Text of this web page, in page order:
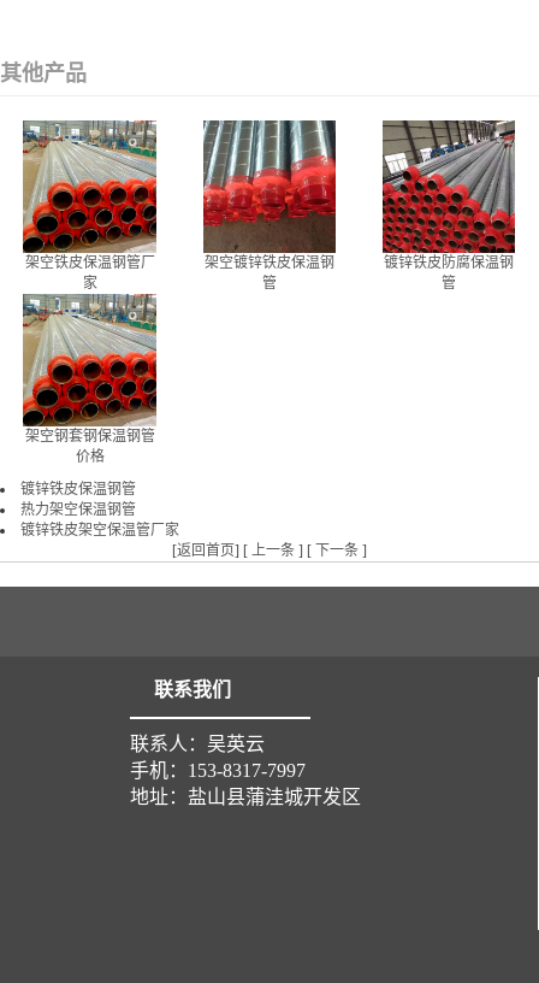
其他产品
架空铁皮保温钢管厂
家
架空镀锌铁皮保温钢
管
镀锌铁皮防腐保温钢
管
架空钢套钢保温钢管
价格
镀锌铁皮保温钢管
热力架空保温钢管
镀锌铁皮架空保温管厂家
[返回首页] [ 上一条 ] [ 下一条 ]
联系我们
联系人：吴英云
手机：153-8317-7997
地址：盐山县蒲洼城开发区